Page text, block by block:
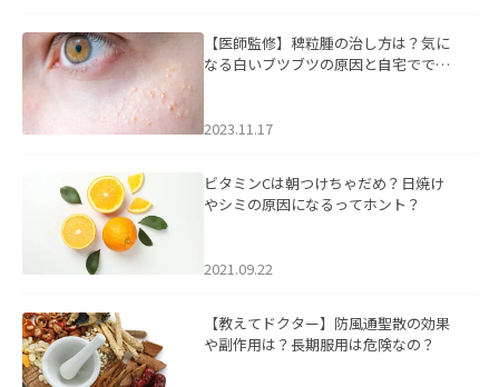
【医師監修】稗粒腫の治し方は？気に
なる白いブツブツの原因と自宅ででき
2023.11.17
ビタミンCは朝つけちゃだめ？日焼け
やシミの原因になるってホント？
2021.09.22
【教えてドクター】防風通聖散の効果
や副作用は？長期服用は危険なの？